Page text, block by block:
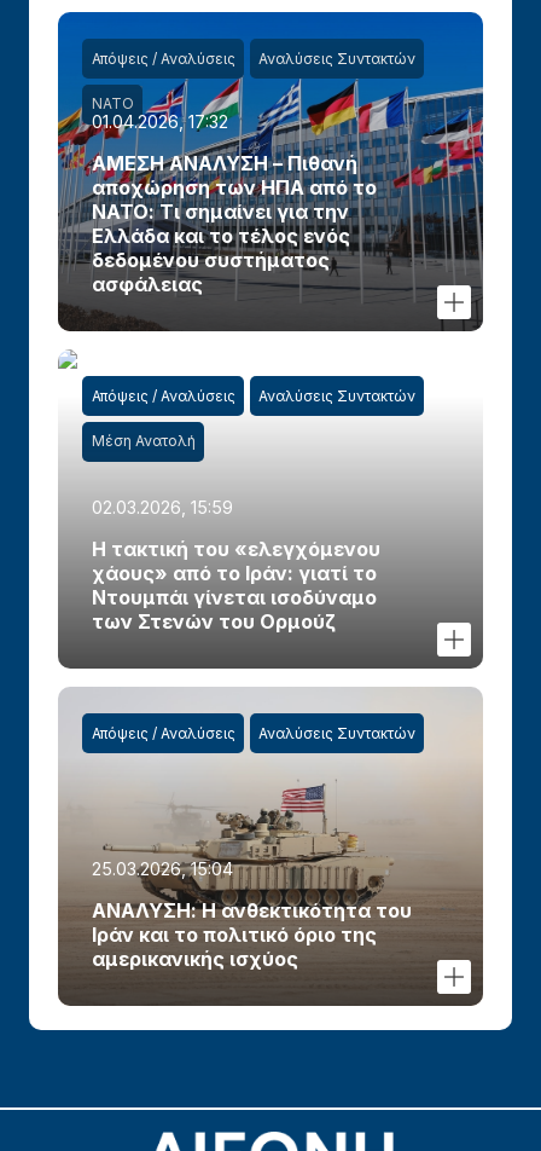
Απόψεις / Αναλύσεις Αναλύσεις Συντακτών
ΝΑΤΟ
01.04.2026, 17:32
ΑΜΕΣΗ ΑΝΑΛΥΣΗ – Πιθανή
αποχώρηση των ΗΠΑ από το
ΝΑΤΟ: Τι σημαίνει για την
Ελλάδα και το τέλος ενός
δεδομένου συστήματος
ασφάλειας
Απόψεις / Αναλύσεις Αναλύσεις Συντακτών
Μέση Ανατολή
02.03.2026, 15:59
Η τακτική του «ελεγχόμενου
χάους» από το Ιράν: γιατί το
Ντουμπάι γίνεται ισοδύναμο
των Στενών του Ορμούζ
Απόψεις / Αναλύσεις Αναλύσεις Συντακτών
25.03.2026, 15:04
ΑΝΑΛΥΣΗ: Η ανθεκτικότητα του
Ιράν και το πολιτικό όριο της
αμερικανικής ισχύος